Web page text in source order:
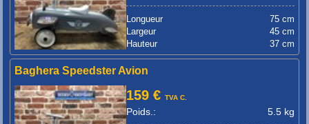
Longueur
75 cm
Largeur
45 cm
Hauteur
37 cm
Baghera Speedster Avion
159 €TVA C.
Poids.: 5.5 kg